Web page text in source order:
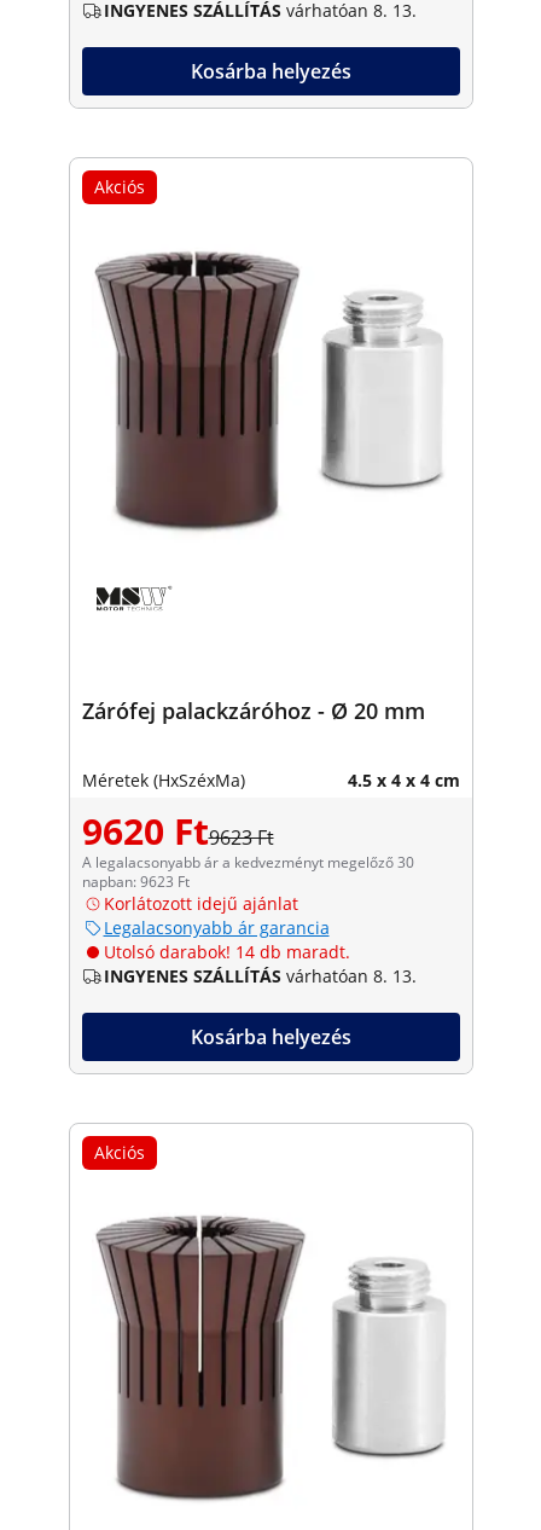
INGYENES SZÁLLÍTÁS várhatóan 8. 13.
Kosárba helyezés
Akciós
Zárófej palackzáróhoz - Ø 20 mm
Méretek (HxSzéxMa) 4.5 x 4 x 4 cm
9620 Ft9623 Ft
A legalacsonyabb ár a kedvezményt megelőző 30
napban: 9623 Ft
Korlátozott idejű ajánlat
Legalacsonyabb ár garancia
Utolsó darabok! 14 db maradt.
INGYENES SZÁLLÍTÁS várhatóan 8. 13.
Kosárba helyezés
Akciós